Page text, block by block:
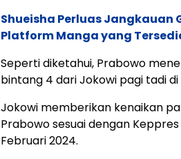
Shueisha Perluas Jangkauan
Platform Manga yang
Seperti diketahui, Prabowo
bintang 4 dari Jokowi pagi tadi di
Jokowi memberikan kenaikan
Prabowo sesuai dengan
Februari 2024.